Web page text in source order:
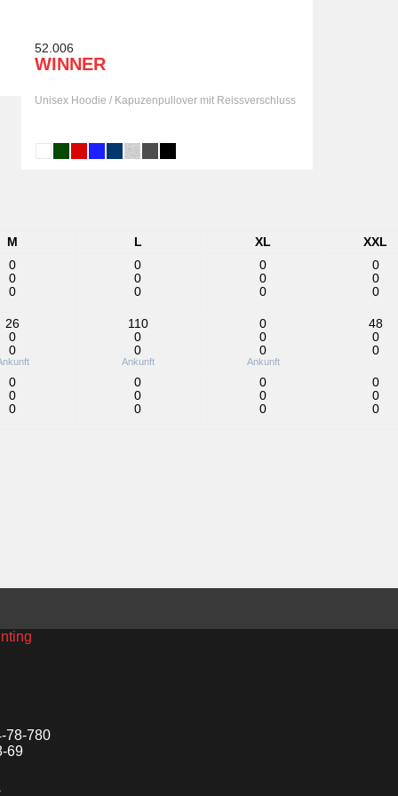
52.006
WINNER
Unisex Hoodie / Kapuzenpullover mit Reissverschluss
M L XL XXL
0
0
0
0
0
0
0
0
0
0
0
0
26
0
0
110
0
0
Ankunft
0
0
0
Ankunft
48
0
0
0
0
0
0
0
0
0
0
0
0
0
0
78-780
69